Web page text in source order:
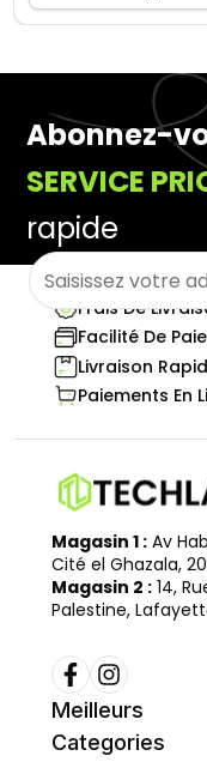
Abonnez-
SERVICE
rapide
Frais De
Facilité De
Livraison
Paiements En
Magasin 1 : Av
Cité el Ghazala,
Magasin 2 : 14,
Palestine,
Meilleurs
Categories